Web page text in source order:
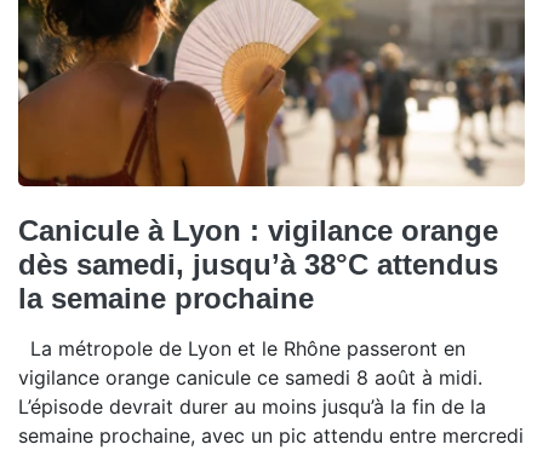
Canicule à Lyon : vigilance orange
dès samedi, jusqu’à 38°C attendus
la semaine prochaine
La métropole de Lyon et le Rhône passeront en
vigilance orange canicule ce samedi 8 août à midi.
L’épisode devrait durer au moins jusqu’à la fin de la
semaine prochaine, avec un pic attendu entre mercredi